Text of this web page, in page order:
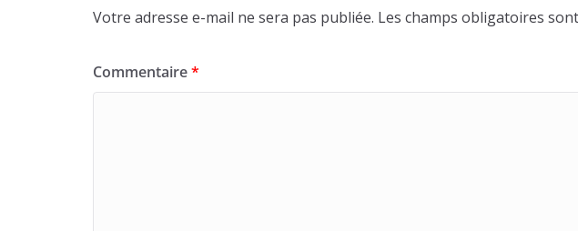
Votre adresse e-mail ne sera pas publiée. Les champs obligatoires
Commentaire*